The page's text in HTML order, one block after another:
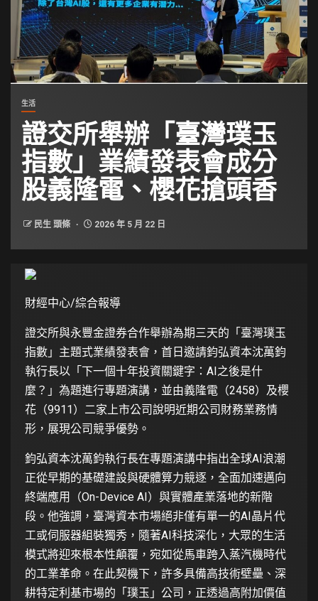
生活
證交所舉辦「臺灣璞玉
指數」業績發表會成分
股義隆電、櫻花搶頭香
民生 頭條 2026 年 5 月 22 日
財經中心/綜合報導
證交所與永豐金證券合作舉辦為期三天的「臺灣璞玉
指數」主題式業績發表會，首日邀請鈞弘資本沈萬鈞
執行長以「下一個十年投資關鍵字：AI之後是什
麼？」為題進行專題演講，並由義隆電（2458）及櫻
花（9911）二家上市公司說明近期公司財務業務情
形，展現公司競爭優勢。
鈞弘資本沈萬鈞執行長在專題演講中指出全球AI浪潮
正從早期的基礎建設與硬體算力競逐，全面加速邁向
終端應用（On-Device AI）與實體產業落地的新階
段。他強調，臺灣資本市場絕非僅有單一的AI晶片代
工或伺服器組裝獨秀，隨著AI科技深化，大眾的生活
模式將迎來根本性顛覆，宛如從馬車跨入蒸汽機時代
的工業革命。在此契機下，許多具備高技術壁壘、深
耕特定利基市場的「璞玉」公司，正透過高附加價值